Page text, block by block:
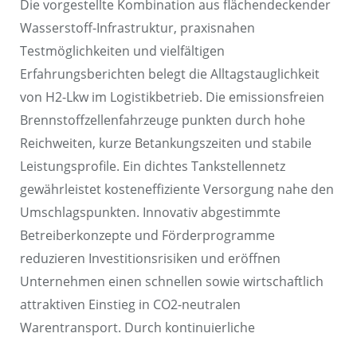
Die vorgestellte Kombination aus flächendeckender
Wasserstoff-Infrastruktur, praxisnahen
Testmöglichkeiten und vielfältigen
Erfahrungsberichten belegt die Alltagstauglichkeit
von H2-Lkw im Logistikbetrieb. Die emissionsfreien
Brennstoffzellenfahrzeuge punkten durch hohe
Reichweiten, kurze Betankungszeiten und stabile
Leistungsprofile. Ein dichtes Tankstellennetz
gewährleistet kosteneffiziente Versorgung nahe den
Umschlagspunkten. Innovativ abgestimmte
Betreiberkonzepte und Förderprogramme
reduzieren Investitionsrisiken und eröffnen
Unternehmen einen schnellen sowie wirtschaftlich
attraktiven Einstieg in CO2-neutralen
Warentransport. Durch kontinuierliche